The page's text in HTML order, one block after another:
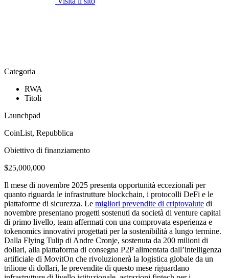
Categoria
RWA
Titoli
Launchpad
CoinList, Repubblica
Obiettivo di finanziamento
$25,000,000
Il mese di novembre 2025 presenta opportunità eccezionali per
quanto riguarda le infrastrutture blockchain, i protocolli DeFi e le
piattaforme di sicurezza. Le migliori prevendite di criptovalute di
novembre presentano progetti sostenuti da società di venture capital
di primo livello, team affermati con una comprovata esperienza e
tokenomics innovativi progettati per la sostenibilità a lungo termine.
Dalla Flying Tulip di Andre Cronje, sostenuta da 200 milioni di
dollari, alla piattaforma di consegna P2P alimentata dall’intelligenza
artificiale di MovitOn che rivoluzionerà la logistica globale da un
trilione di dollari, le prevendite di questo mese riguardano